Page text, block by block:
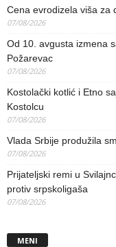
Cena evrodizela viša za
07/08/2026
Od 10. avgusta izmena
Požarevac
07/08/2026
Kostolački kotlić i Etno
Kostolcu
07/08/2026
Vlada Srbije produžila
07/08/2026
Prijateljski remi u
protiv srpskoligaša
07/08/2026
MENI